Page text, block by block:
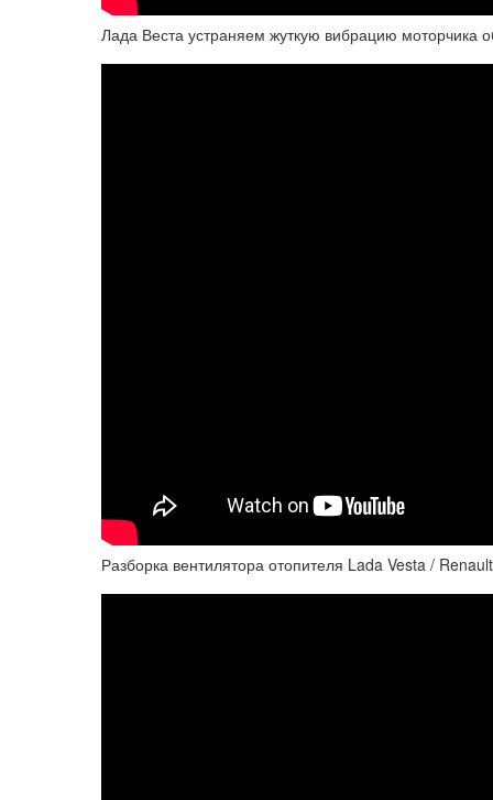
Лада Веста устраняем жуткую вибрацию моторчика
Разборка вентилятора отопителя Lada Vesta /